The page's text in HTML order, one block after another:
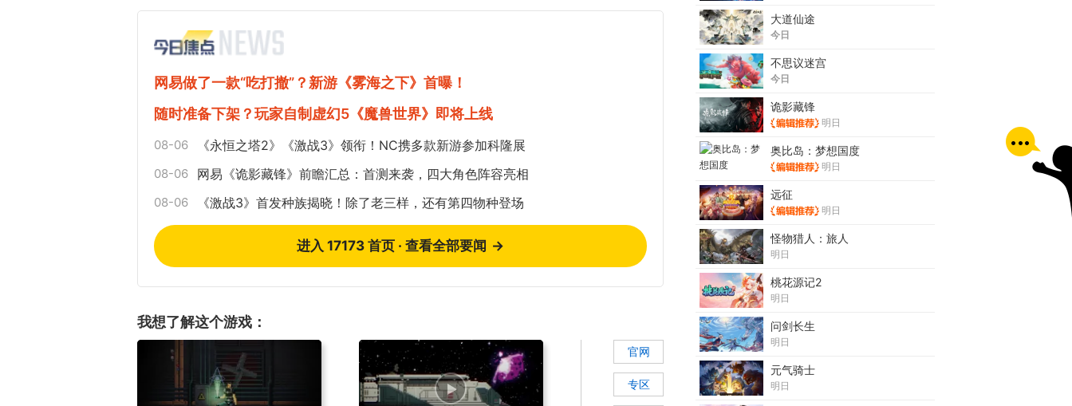
网易做了一款“吃打撤”？新游《雾海之下》首曝！
随时准备下架？玩家自制虚幻5《魔兽世界》即将上线
08-06 《永恒之塔2》《激战3》领衔！NC携多款新游参加科隆展
08-06 网易《诡影藏锋》前瞻汇总：首测来袭，四大角色阵容亮相
08-06 《激战3》首发种族揭晓！除了老三样，还有第四物种登场
进入 17173 首页 · 查看全部要闻 →
我想了解这个游戏：
官网
专区
大道仙途
今日
不思议迷宫
今日
诡影藏锋
明日
奥比岛：梦想国度
明日
远征
明日
怪物猎人：旅人
明日
桃花源记2
明日
问剑长生
明日
元气骑士
明日